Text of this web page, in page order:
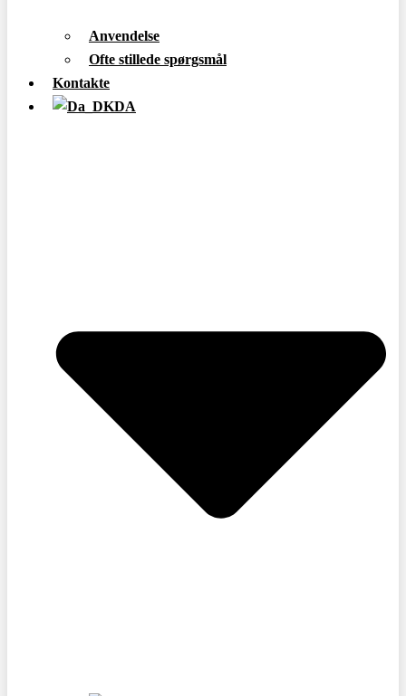
Anvendelse
Ofte stillede spørgsmål
Kontakte
DA